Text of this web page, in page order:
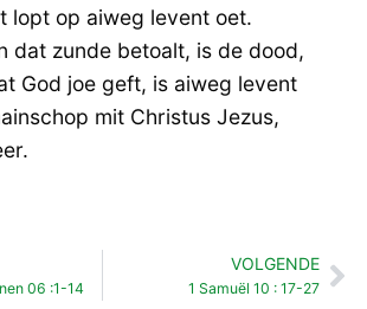
lopt op aiweg levent oet.
dat zunde betoalt, is de dood,
God joe geft, is aiweg levent
mit Christus Jezus,
06 :1-14
VOLGENDE
1 Samuël 10 : 17-27